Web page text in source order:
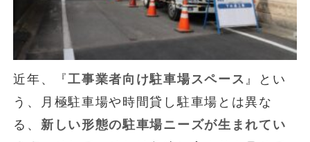
近年、『工事業者向け駐車場スペース 』とい
う、月極駐車場や時間貸し駐車場とは異な
る、 新しい形態の駐車場ニーズが生まれてい